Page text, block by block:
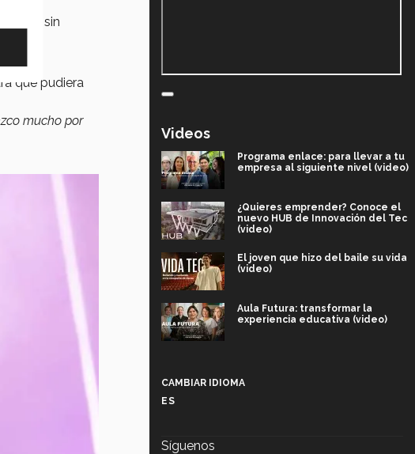
dejarla sin
que pudiera
mucho por
Videos
Programa enlace: para llevar a tu
empresa al siguiente nivel (video)
¿Quieres emprender? Conoce el
nuevo HUB de Innovación del Tec
(video)
El joven que hizo del baile su vida
(video)
Aula Futura: transformar la
experiencia educativa (video)
CAMBIAR IDIOMA
ES
Síguenos